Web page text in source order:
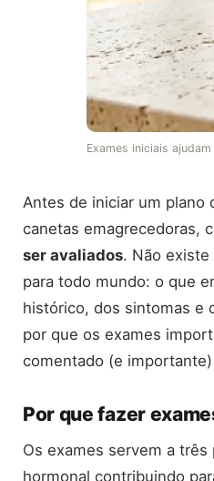
Exames iniciais
Antes de iniciar um plano
canetas emagrecedoras,
ser avaliados. Não existe
para todo mundo: o que
histórico, dos sintomas e
por que os exames
comentado (e
Por que fazer
Os exames servem a três
hormonal contribuindo